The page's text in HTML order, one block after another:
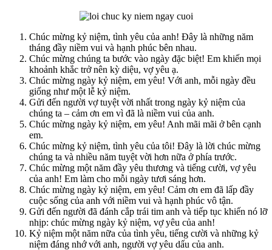
Chúc mừng kỷ niệm, tình yêu của anh! Đây là những năm
tháng đầy niềm vui và hạnh phúc bên nhau.
Chúc mừng chúng ta bước vào ngày đặc biệt! Em khiến mọi
khoảnh khắc trở nên kỳ diệu, vợ yêu ạ.
Chúc mừng ngày kỷ niệm, em yêu! Với anh, mỗi ngày đều
giống như một lễ kỷ niệm.
Gửi đến người vợ tuyệt vời nhất trong ngày kỷ niệm của
chúng ta – cảm ơn em vì đã là niềm vui của anh.
Chúc mừng ngày kỷ niệm, em yêu! Anh mãi mãi ở bên cạnh
em.
Chúc mừng kỷ niệm, tình yêu của tôi! Đây là lời chúc mừng
chúng ta và nhiều năm tuyệt vời hơn nữa ở phía trước.
Chúc mừng một năm đầy yêu thương và tiếng cười, vợ yêu
của anh! Em làm cho mỗi ngày tươi sáng hơn.
Chúc mừng ngày kỷ niệm, em yêu! Cảm ơn em đã lấp đầy
cuộc sống của anh với niềm vui và hạnh phúc vô tận.
Gửi đến người đã đánh cắp trái tim anh và tiếp tục khiến nó lỡ
nhịp: chúc mừng ngày kỷ niệm, vợ yêu của anh!
Kỷ niệm một năm nữa của tình yêu, tiếng cười và những kỷ
niệm đáng nhớ với anh, người vợ yêu dấu của anh.